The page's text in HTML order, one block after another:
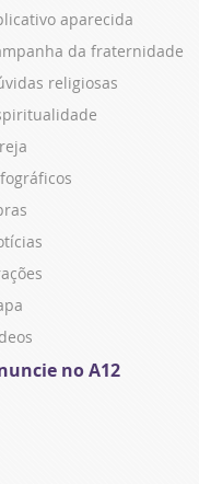
aparecida
da fraternidade
religiosas
no A12